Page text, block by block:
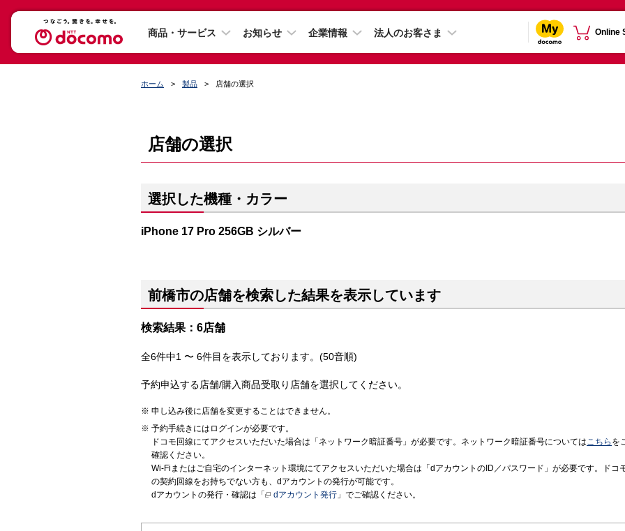
商品・サービス お知らせ 企業情報 法人のお客さま Online
ホーム 製品 店舗の選択
店舗の選択
選択した機種・カラー
iPhone 17 Pro 256GB シルバー
前橋市の店舗を検索した結果を表示しています
検索結果：6店舗
全6件中1 〜 6件目を表示しております。(50音順)
予約申込する店舗/購入商品受取り店舗を選択してください。
申し込み後に店舗を変更することはできません。
予約手続きにはログインが必要です。
ドコモ回線にてアクセスいただいた場合は「ネットワーク暗証番号」が必要です。ネットワーク暗証番号についてはこちら を
確認ください。
Wi-Fiまたはご自宅のインターネット環境にてアクセスいただいた場合は「dアカウントのID／パスワード」が必要です。ドコ
の契約回線をお持ちでない方も、dアカウントの発行が可能です。
dアカウントの発行・確認は「
dアカウント発行 」でご確認ください。